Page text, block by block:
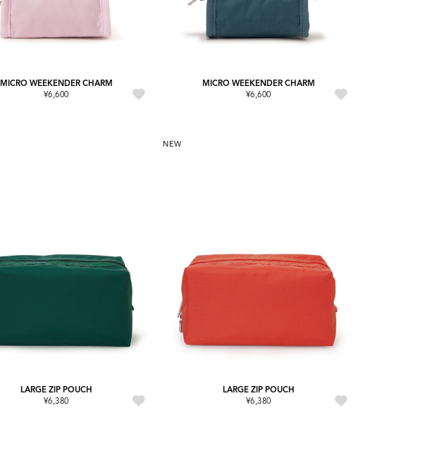
MICRO WEEKENDER CHARM
¥6,600
MICRO WEEKENDER CHARM
¥6,600
LARGE ZIP POUCH
¥6,380
NEW
LARGE ZIP POUCH
¥6,380